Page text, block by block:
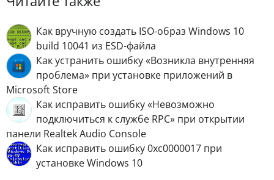
Как вручную создать ISO-образ Windows 10
build 10041 из ESD-файла
Как устранить ошибку «Возникла внутренняя
проблема» при установке приложений в
Microsoft Store
Как исправить ошибку «Невозможно
подключиться к службе RPC» при открытии
панели Realtek Audio Console
Как исправить ошибку 0xc0000017 при
установке Windows 10